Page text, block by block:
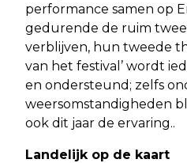
performance samen op
gedurende de ruim
verblijven, hun tweede
van het festival’ wordt
en ondersteund; zelfs
weersomstandigheden
ook dit jaar de ervaring..
Landelijk op de kaart